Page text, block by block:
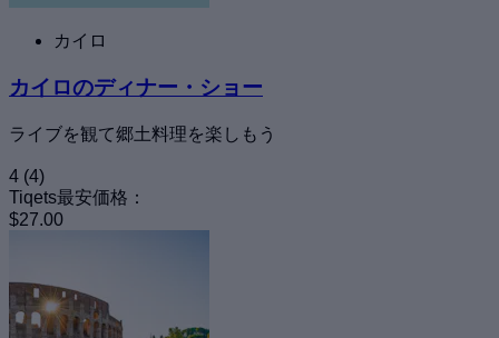
カイロ
カイロのディナー・ショー
ライブを観て郷土料理を楽しもう
4 (4)
Tiqets最安価格：
$27.00